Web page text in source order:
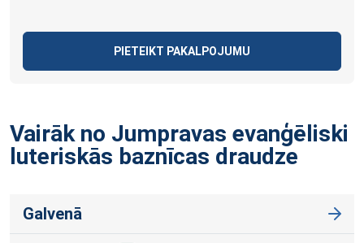
PIETEIKT PAKALPOJUMU
Vairāk no Jumpravas evanģēliski
luteriskās baznīcas draudze
Galvenā